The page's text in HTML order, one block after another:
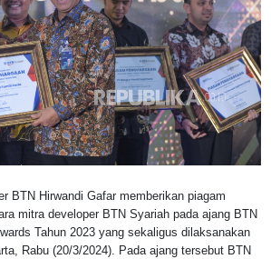
BTN Hirwandi Gafar memberikan piagam
mitra developer BTN Syariah pada ajang BTN
Tahun 2023 yang sekaligus dilaksanakan
Rabu (20/3/2024). Pada ajang tersebut BTN